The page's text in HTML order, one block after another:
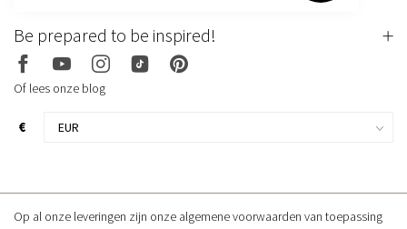
Be prepared to be inspired!
Of lees onze blog
€
Op al onze leveringen zijn onze algemene voorwaarden van toepassing